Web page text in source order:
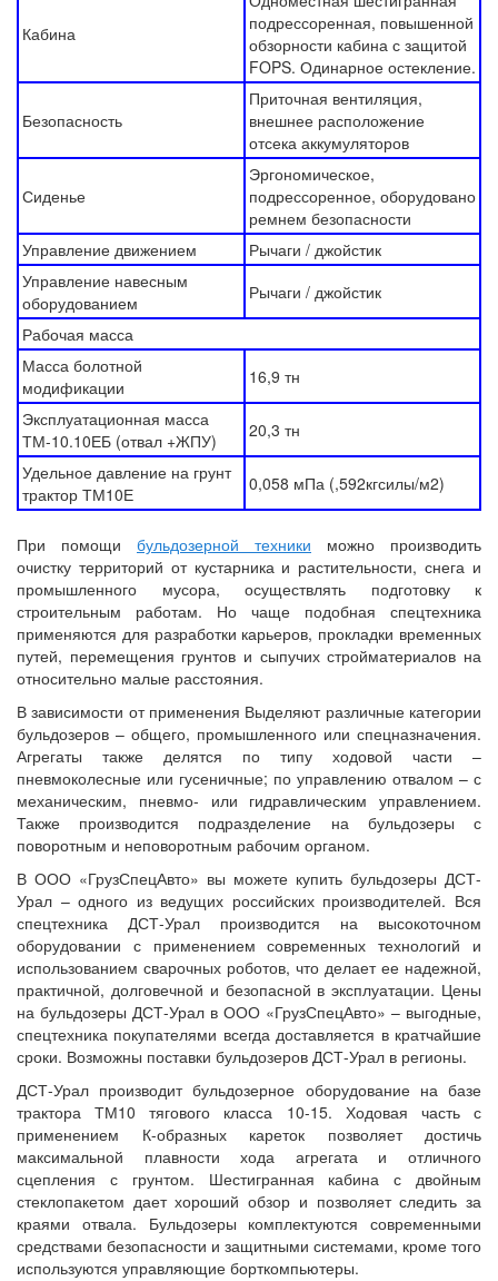
Кабина
подрессоренная, повышенной
обзорности кабина с защитой
FOPS. Одинарное остекление.
Безопасность
Приточная вентиляция,
внешнее расположение
отсека аккумуляторов
Сиденье
Эргономическое,
подрессоренное, оборудовано
ремнем безопасности
Управление движением
Рычаги / джойстик
Управление навесным
оборудованием
Рычаги / джойстик
Рабочая масса
Масса болотной
модификации
16,9 тн
Эксплуатационная масса
ТМ-10.10ЕБ (отвал +ЖПУ)
20,3 тн
Удельное давление на грунт
трактор ТМ10Е
0,058 мПа (,592кгсилы/м2)
При помощи бульдозерной техники можно производить
очистку территорий от кустарника и растительности, снега и
промышленного мусора, осуществлять подготовку к
строительным работам. Но чаще подобная спецтехника
применяются для разработки карьеров, прокладки временных
путей, перемещения грунтов и сыпучих стройматериалов на
относительно малые расстояния.
В зависимости от применения Выделяют различные категории
бульдозеров – общего, промышленного или спецназначения.
Агрегаты также делятся по типу ходовой части –
пневмоколесные или гусеничные; по управлению отвалом – с
механическим, пневмо- или гидравлическим управлением.
Также производится подразделение на бульдозеры с
поворотным и неповоротным рабочим органом.
В ООО «ГрузСпецАвто» вы можете купить бульдозеры ДСТ-
Урал – одного из ведущих российских производителей. Вся
спецтехника ДСТ-Урал производится на высокоточном
оборудовании с применением современных технологий и
использованием сварочных роботов, что делает ее надежной,
практичной, долговечной и безопасной в эксплуатации. Цены
на бульдозеры ДСТ-Урал в ООО «ГрузСпецАвто» – выгодные,
спецтехника покупателями всегда доставляется в кратчайшие
сроки. Возможны поставки бульдозеров ДСТ-Урал в регионы.
ДСТ-Урал производит бульдозерное оборудование на базе
трактора ТМ10 тягового класса 10-15. Ходовая часть с
применением К-образных кареток позволяет достичь
максимальной плавности хода агрегата и отличного
сцепления с грунтом. Шестигранная кабина с двойным
стеклопакетом дает хороший обзор и позволяет следить за
краями отвала. Бульдозеры комплектуются современными
средствами безопасности и защитными системами, кроме того
используются управляющие борткомпьютеры.